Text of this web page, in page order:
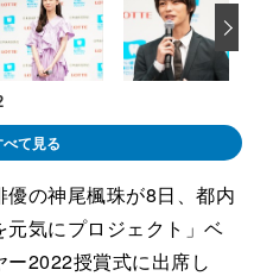
て見る
の神尾楓珠が8日、都内
気にプロジェクト」ベ
2022授賞式に出席し